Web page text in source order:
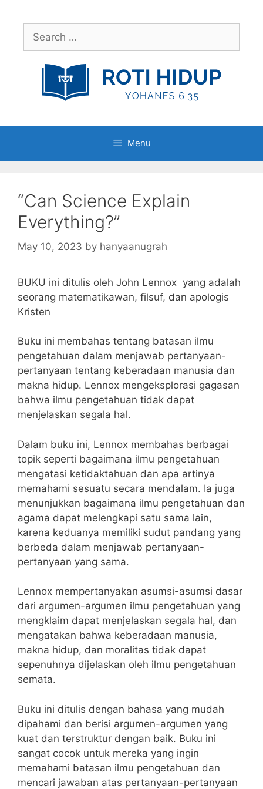
contentSearch
for:
Menu
“Can Science Explain
Everything?”
May 10, 2023 by hanyaanugrah
BUKU ini ditulis oleh John Lennox yang adalah
seorang matematikawan, filsuf, dan apologis
Kristen
Buku ini membahas tentang batasan ilmu
pengetahuan dalam menjawab pertanyaan-
pertanyaan tentang keberadaan manusia dan
makna hidup. Lennox mengeksplorasi gagasan
bahwa ilmu pengetahuan tidak dapat
menjelaskan segala hal.
Dalam buku ini, Lennox membahas berbagai
topik seperti bagaimana ilmu pengetahuan
mengatasi ketidaktahuan dan apa artinya
memahami sesuatu secara mendalam. Ia juga
menunjukkan bagaimana ilmu pengetahuan dan
agama dapat melengkapi satu sama lain,
karena keduanya memiliki sudut pandang yang
berbeda dalam menjawab pertanyaan-
pertanyaan yang sama.
Lennox mempertanyakan asumsi-asumsi dasar
dari argumen-argumen ilmu pengetahuan yang
mengklaim dapat menjelaskan segala hal, dan
mengatakan bahwa keberadaan manusia,
makna hidup, dan moralitas tidak dapat
sepenuhnya dijelaskan oleh ilmu pengetahuan
semata.
Buku ini ditulis dengan bahasa yang mudah
dipahami dan berisi argumen-argumen yang
kuat dan terstruktur dengan baik. Buku ini
sangat cocok untuk mereka yang ingin
memahami batasan ilmu pengetahuan dan
mencari jawaban atas pertanyaan-pertanyaan